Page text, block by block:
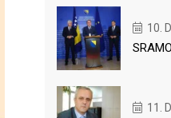
10.
11.